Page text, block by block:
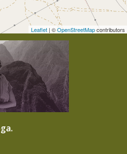
Leaflet | ©OpenStreetMapcontributors